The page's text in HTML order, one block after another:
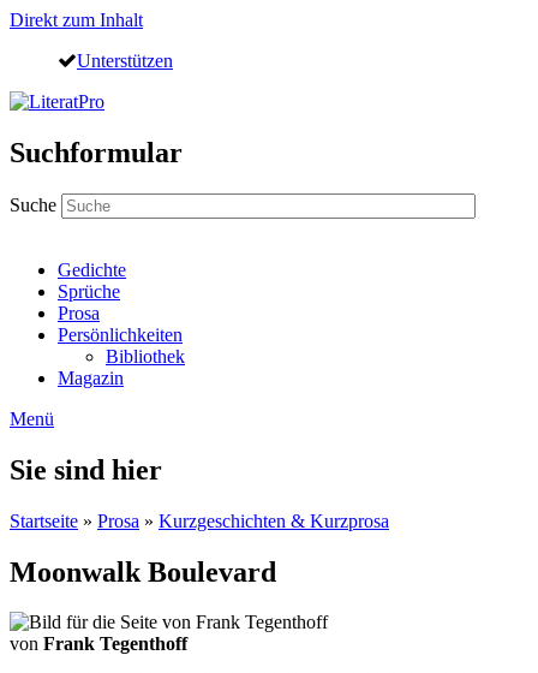
Direkt zum Inhalt
Unterstützen
Suchformular
Suche
Gedichte
Sprüche
Prosa
Persönlichkeiten
Bibliothek
Magazin
Menü
Sie sind hier
Startseite » Prosa » Kurzgeschichten & Kurzprosa
Moonwalk Boulevard
von Frank Tegenthoff